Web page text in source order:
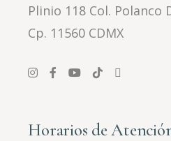
Plinio 118 Col. Polanco
Cp. 11560 CDMX
Horarios de